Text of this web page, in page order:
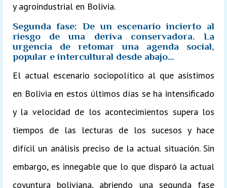
y agroindustrial en Bolivia.
Segunda fase: De un escenario incierto al
riesgo de una deriva conservadora. La
urgencia de retomar una agenda social,
popular e intercultural desde abajo…
El actual escenario sociopolítico al que asistimos
en Bolivia en estos últimos días se ha intensificado
y la velocidad de los acontecimientos supera los
tiempos de las lecturas de los sucesos y hace
difícil un análisis preciso de la actual situación. Sin
embargo, es innegable que lo que disparó la actual
coyuntura boliviana, abriendo una segunda fase